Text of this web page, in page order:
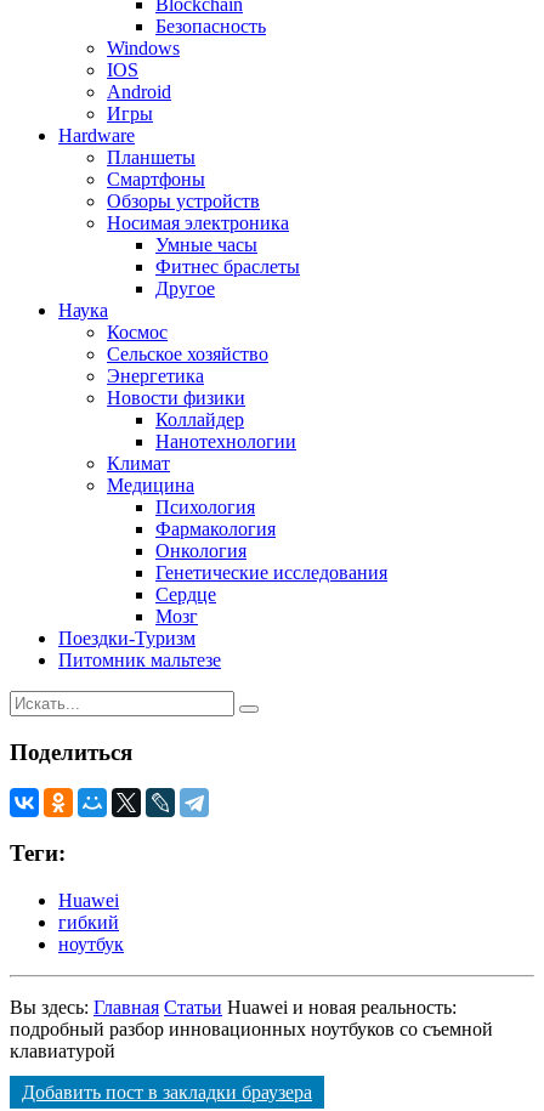
Безопасность
Windows
IOS
Android
Игры
Hardware
Планшеты
Смартфоны
Обзоры устройств
Носимая электроника
Умные часы
Фитнес браслеты
Другое
Наука
Космос
Сельское хозяйство
Энергетика
Новости физики
Коллайдер
Нанотехнологии
Климат
Медицина
Психология
Фармакология
Онкология
Генетические исследования
Сердце
Мозг
Поездки-Туризм
Питомник мальтезе
Поделиться
Теги:
Huawei
гибкий
ноутбук
Вы здесь: Главная Статьи Huawei и новая реальность:
подробный разбор инновационных ноутбуков со съемной
клавиатурой
Добавить пост в закладки браузера